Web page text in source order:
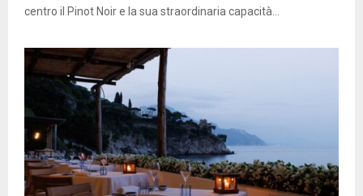
centro il Pinot Noir e la sua straordinaria capacità...